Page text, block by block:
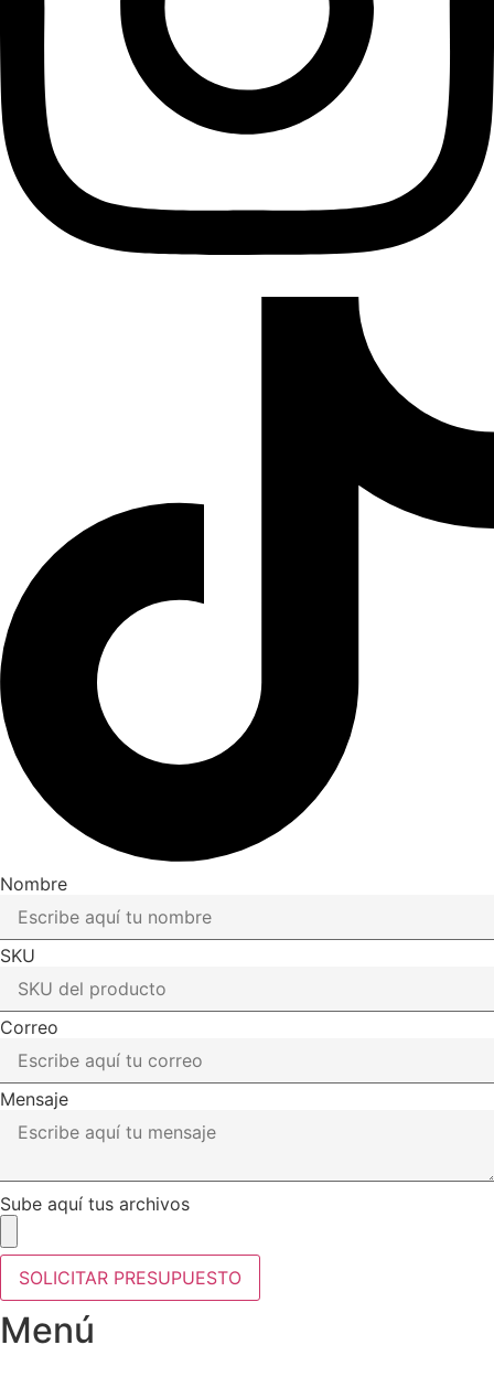
Nombre
SKU
Correo
Mensaje
Sube aquí tus archivos
SOLICITAR PRESUPUESTO
Menú